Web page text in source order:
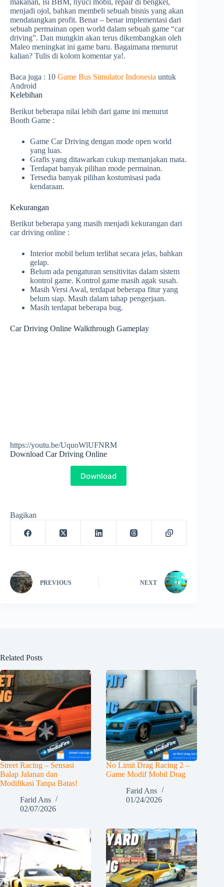
menjadi ojol, bahkan membeli sebuah bisnis yang akan
mendatangkan profit. Benar – benar implementasi dari
sebuah permainan open world dalam sebuah game “car
driving”. Dan mungkin akan terus dikembangkan oleh
Maleo meningkat ini game baru. Bagaimana menurut
kalian? Tulis di kolom komentar ya!.
Baca juga : 10 Game Bus Simulator Indonesia untuk
Android
Kelebihan
Berikut beberapa nilai lebih dari game ini menurut
Booth Game :
Game Car Driving dengan mode open world
yang luas.
Grafis yang ditawarkan cukup memanjakan mata.
Terdapat banyak pilihan mode permainan.
Tersedia banyak pilihan kostumisasi pada
kendaraan.
Kekurangan
Berikut beberapa yang masih menjadi kekurangan dari
car driving online :
Interior mobil belum terlihat secara jelas, bahkan
gelap.
Belum ada pengaturan sensitivitas dalam sistem
kontrol game. Kontrol game masih agak susah.
Masih Versi Awal, terdapat beberapa fitur yang
belum siap. Masih dalam tahap pengerjaan.
Masih terdapat beberapa bug.
Car Driving Online Walkthrough Gameplay
https://youtu.be/UquoWlUFNRM
Download Car Driving Online
Download
Bagikan
PREVIOUS NEXT
Related Posts
Street Racing – Sensasi
Balap Jalanan dan
Modifikasi Tanpa Batas!
Farid Ans
02/07/2026
No Limit Drag Racing 2 –
Game Modif Mobil Drag
Farid Ans
01/24/2026